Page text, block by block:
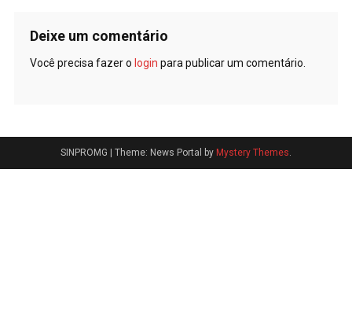
Post
Deixe um comentário
Você precisa fazer o login para publicar um comentário.
SINPROMG Theme: News Portal by Mystery Themes.